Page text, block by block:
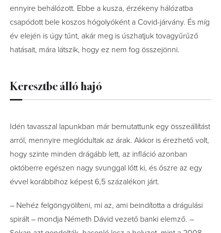
ennyire behálózott. Ebbe a kusza, érzékeny hálózatba
csapódott bele koszos hógolyóként a Covid-járvány. És míg
év elején is úgy tűnt, akár meg is úszhatjuk tovagyűrűző
hatásait, mára látszik, hogy ez nem fog összejönni.
Keresztbe álló hajó
Idén tavasszal lapunkban már bemutattunk egy összeállítást
arról, mennyire meglódultak az árak. Akkor is érezhető volt,
hogy szinte minden drágább lett, az infláció azonban
októberre egészen nagy svunggal lőtt ki, és őszre az egy
évvel korábbihoz képest 6,5 százalékon járt.
– Nehéz felgöngyölíteni, mi az, ami beindította a drágulási
spirált – mondja Németh Dávid vezető banki elemző. –